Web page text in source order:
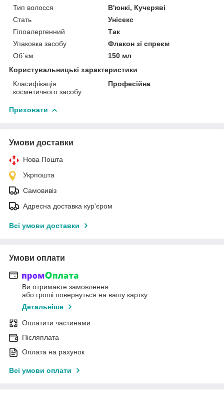
Тип волосся
В'юнкі, Кучеряві
Стать
Унісекс
Гіпоалергенний
Так
Упаковка засобу
Флакон зі спреєм
Об`єм
150 мл
Користувальницькі характеристики
Класифікація
косметичного засобу
Професійна
Приховати
Умови доставки
Нова Пошта
Укрпошта
Самовивіз
Адресна доставка кур'єром
Всі умови доставки
Умови оплати
Ви отримаєте замовлення
або гроші повернуться на вашу картку
Детальніше
Оплатити частинами
Післяплата
Оплата на рахунок
Всі умови оплати